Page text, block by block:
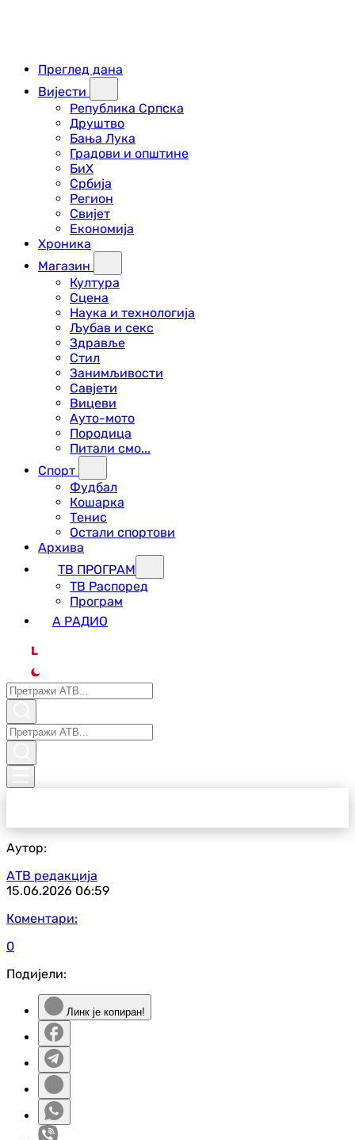
Преглед дана
Вијести
Република Српска
Друштво
Бања Лука
Градови и општине
БиХ
Србија
Регион
Свијет
Економија
Хроника
Магазин
Култура
Сцена
Наука и технологија
Љубав и секс
Здравље
Стил
Занимљивости
Савјети
Вицеви
Ауто-мото
Породица
Питали смо...
Спорт
Фудбал
Кошарка
Тенис
Остали спортови
Архива
ТВ ПРОГРАМ
ТВ Распоред
Програм
А РАДИО
L
Аутор:
АТВ редакција
15.06.2026 06:59
Коментари:
0
Подијели:
Линк је копиран!